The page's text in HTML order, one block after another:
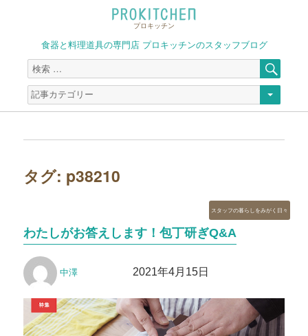
プロキッチン
食器と料理道具の専門店 プロキッチンのスタッフブログ
検
索
対
象:
索
タグ: p38210
わたしがお答えします！包丁研ぎQ&A
稿中澤稿
2021年4月15日
カ
テ
ゴ
スタッフの暮らしをみがく日々